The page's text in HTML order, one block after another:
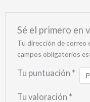
Sé el primero en
Tu dirección de correo
campos obligatorios
Tu puntuación *
Tu valoración *